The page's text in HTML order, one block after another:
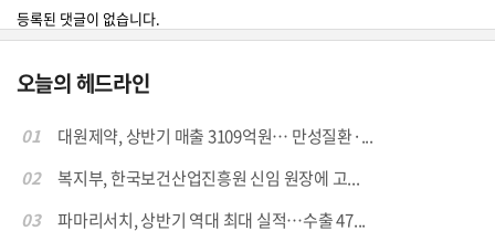
등록된 댓글이 없습니다.
오늘의 헤드라인
01
대원제약, 상반기 매출 3109억원… 만성질환·...
02
복지부, 한국보건산업진흥원 신임 원장에 고...
03
파마리서치, 상반기 역대 최대 실적…수출 47...